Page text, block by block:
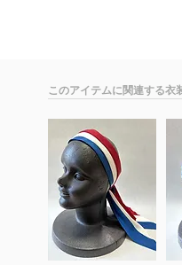
このアイテムに関連する衣